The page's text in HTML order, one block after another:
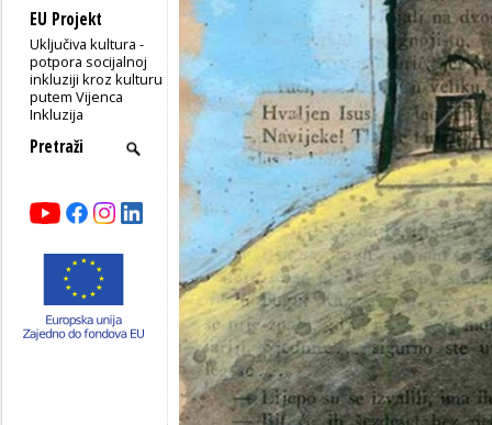
EU Projekt
Uključiva kultura -
potpora socijalnoj
inkluziji kroz kulturu
putem Vijenca
Inkluzija